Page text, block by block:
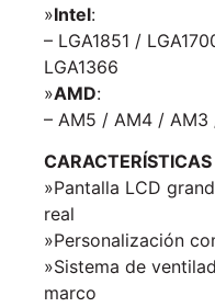
»Intel:
– LGA1851 /
LGA1366
»AMD:
– AM5 / AM4 / AM3
»Pantalla LCD
real
»Personalización
»Sistema de
marco